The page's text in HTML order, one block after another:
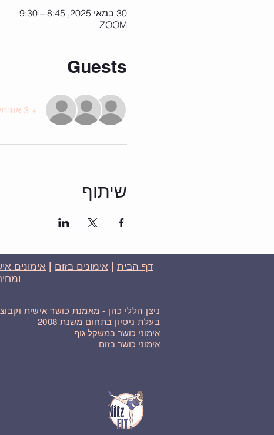
30 במאי 2025, 8:45 – 9:30
ZOOM
Guests
+ 3 אורחים אחרים
שיתוף
דף הבית אימונים בזום אימונים
ניצן הללי כהן - מאמנת כושר אישית
בעלת ניסיון בתחום משנת 2008
אימוני כושר במשקל גוף
אימוני כושר בזום